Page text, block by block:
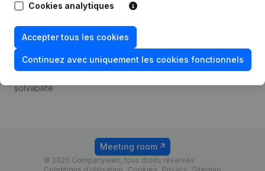
Cookies analytiques
Accepter tous les cookies
Continuez avec uniquement les cookies fonctionnels
Consulter des comptes
Recherche de numéro de
TVA
solvabilité
Tarifs
© 2026 Companyweb, tous droits réservés.
Meeting room